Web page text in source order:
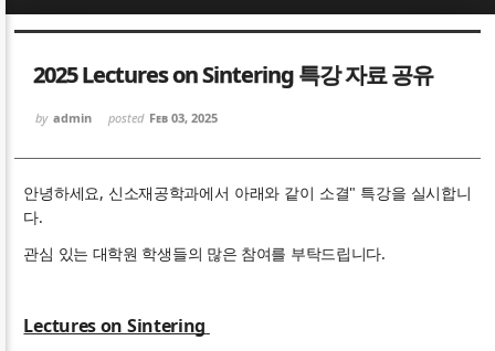
2025 Lectures on Sintering 특강 자료 공유
by admin posted Feb 03, 2025
안녕하세요, 신소재공학과에서 아래와 같이 소결" 특강을 실시합니
다.
관심 있는 대학원 학생들의 많은 참여를 부탁드립니다.
Lectures on Sintering
Sketchbook5, 스케치북5
Sketchbook5, 스케치북5
Sketchbook5, 스케치북5
Sketchbook5, 스케치북5